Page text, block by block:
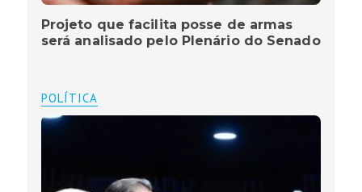
Projeto que facilita posse de armas
será analisado pelo Plenário do Senado
POLÍTICA